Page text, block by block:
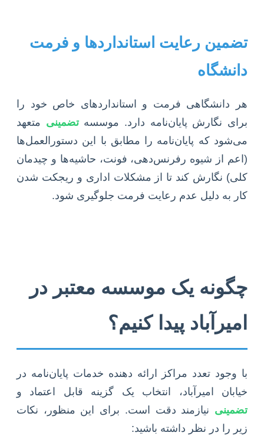
تضمین رعایت استانداردها و فرمت
دانشگاه
هر دانشگاهی فرمت و استانداردهای خاص خود را
برای نگارش پایان‌نامه دارد. موسسهتضمینی متعهد
می‌شود که پایان‌نامه را مطابق با این دستورالعمل‌ها
(اعم از شیوه رفرنس‌دهی، فونت، حاشیه‌ها و چیدمان
کلی) نگارش کند تا از مشکلات اداری و ریجکت شدن
کار به دلیل عدم رعایت فرمت جلوگیری شود.
چگونه یک موسسه معتبر در
امیرآباد پیدا کنیم؟
با وجود تعدد مراکز ارائه دهنده خدمات پایان‌نامه در
خیابان امیرآباد، انتخاب یک گزینه قابل اعتماد و
تضمینی نیازمند دقت است. برای این منظور، نکات
زیر را در نظر داشته باشید: